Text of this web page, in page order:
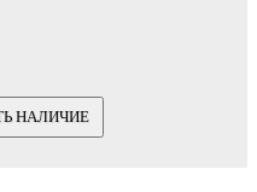
НАЛИЧИЕ